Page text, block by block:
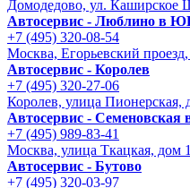
Домодедово, ул. Каширское
Автосервис - Люблино в
+7 (495) 320-08-54
Москва, Егорьевский
Автосервис - Королев
+7 (495) 320-27-06
Королев, улица Пионерская,
Автосервис - Семеновская
+7 (495) 989-83-41
Москва, улица Ткацкая, дом
Автосервис - Бутово
+7 (495) 320-03-97